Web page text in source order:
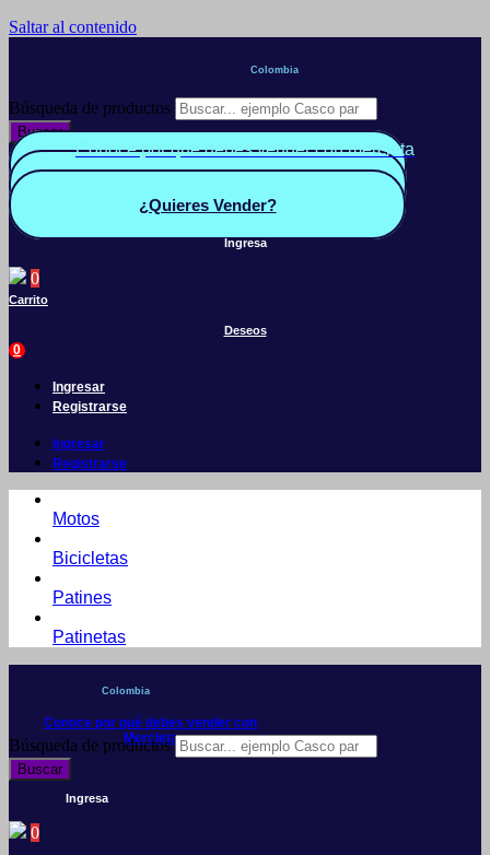
Saltar al contenido
Colombia
Búsqueda de productos
Buscar
Conoce por qué debes vender con mercleta
Quiero Vender
¿Quieres Vender?
Ingresa
0
Carrito
Deseos
0
Ingresar
Registrarse
Ingresar
Registrarse
Motos
Bicicletas
Patines
Patinetas
Colombia
Conoce por qué debes vender con
Mercleta
Búsqueda de productos
Buscar
Ingresa
0